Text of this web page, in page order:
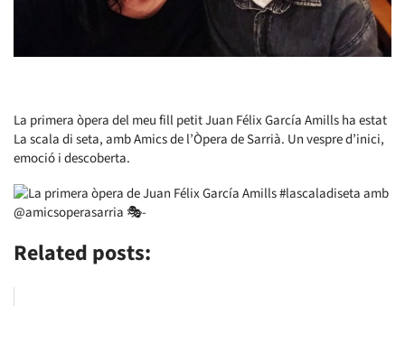
La primera òpera del meu fill petit Juan Félix García Amills ha estat
La scala di seta, amb Amics de l’Òpera de Sarrià. Un vespre d’inici,
emoció i descoberta.
Related posts: